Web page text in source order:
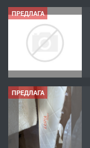
ПРЕДЛАГА
ПРЕДЛАГА